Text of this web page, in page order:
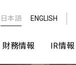
日本語 ENGLISH
財務情報 IR情報